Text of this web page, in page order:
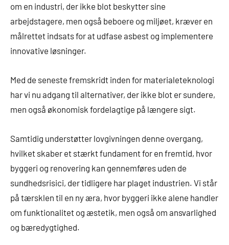
om en industri, der ikke blot beskytter sine
arbejdstagere, men også beboere og miljøet, kræver en
målrettet indsats for at udfase asbest og implementere
innovative løsninger.
Med de seneste fremskridt inden for materialeteknologi
har vi nu adgang til alternativer, der ikke blot er sundere,
men også økonomisk fordelagtige på længere sigt.
Samtidig understøtter lovgivningen denne overgang,
hvilket skaber et stærkt fundament for en fremtid, hvor
byggeri og renovering kan gennemføres uden de
sundhedsrisici, der tidligere har plaget industrien. Vi står
på tærsklen til en ny æra, hvor byggeri ikke alene handler
om funktionalitet og æstetik, men også om ansvarlighed
og bæredygtighed.